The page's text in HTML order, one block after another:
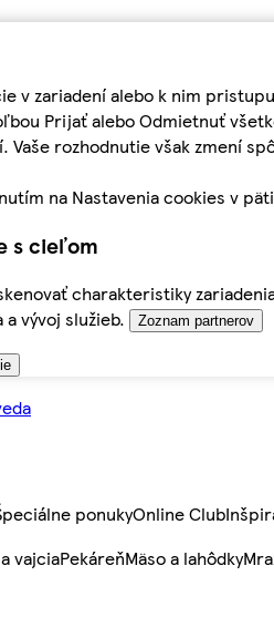
v zariadení alebo k nim
Prijať alebo Odmietnuť
rozhodnutie však zmení
na Nastavenia cookies v
s cieľom
charakteristiky
vývoj služieb.
Zoznam partnerov
ponukyOnline Club
vajciaPekáreňMäso a lahôdky